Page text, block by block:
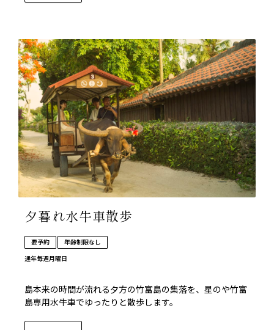
夕暮れ水牛車散歩
要予約
年齢制限なし
通年毎週月曜日
島本来の時間が流れる夕方の竹富島の集落を、星のや竹富
島専用水牛車でゆったりと散歩します。